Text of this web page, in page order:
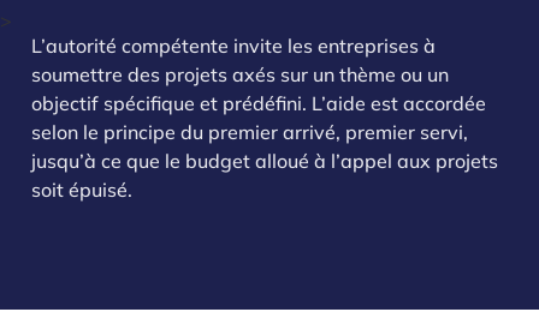
>
L’autorité compétente invite les entreprises à
soumettre des projets axés sur un thème ou un
objectif spécifique et prédéfini. L’aide est accordée
selon le principe du premier arrivé, premier servi,
jusqu’à ce que le budget alloué à l’appel aux projets
soit épuisé.